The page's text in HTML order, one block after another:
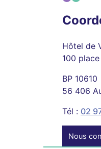
Hôtel de
100
BP 10610
56 406
Tél : 02
Nous